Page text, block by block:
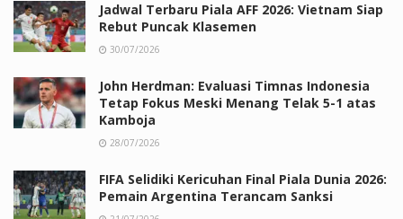
Jadwal Terbaru Piala AFF 2026: Vietnam Siap
Rebut Puncak Klasemen
30/07/2026
John Herdman: Evaluasi Timnas Indonesia
Tetap Fokus Meski Menang Telak 5-1 atas
Kamboja
28/07/2026
FIFA Selidiki Kericuhan Final Piala Dunia 2026:
Pemain Argentina Terancam Sanksi